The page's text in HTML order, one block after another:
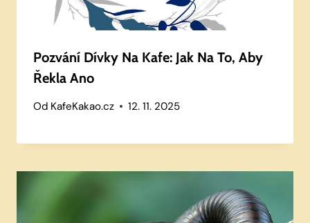
Pozvání Dívky Na Kafe: Jak Na To, Aby
Řekla Ano
Od KafeKakao.cz 12. 11. 2025